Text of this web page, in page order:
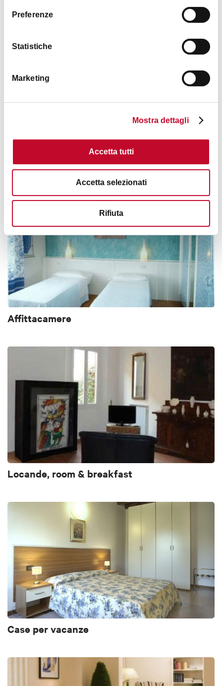
Preferenze
Statistiche
Marketing
Mostra dettagli
Accetta tutti
Accetta selezionati
Rifiuta
Bed & breakfast
Affittacamere
Locande, room & breakfast
Case per vacanze